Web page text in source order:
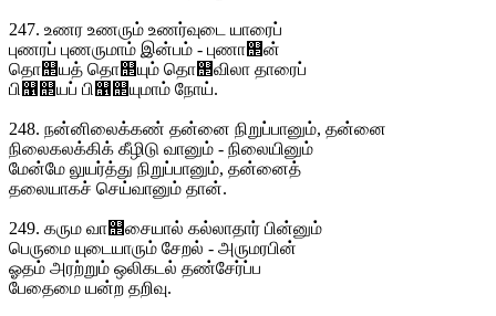
247. உணர உணரும் உணர்வுடை யாரைப்
புணரப் புணருமாம் இன்பம் - புணா஢ன்
தொ஢யத் தொ஢யும் தொ஢விலா தாரைப்
பி஡஢யப் பி஡஢யுமாம் நோய்.
248. நன்னிலைக்கண் தன்னை நிறுப்பானும், தன்னை
நிலைகலக்கிக் கீழிடு வானும் - நிலையினும்
மேன்மே லுயர்த்து நிறுப்பானும், தன்னைத்
தலையாகச் செய்வானும் தான்.
249. கரும வா஢சையால் கல்லாதார் பின்னும்
பெருமை யுடையாரும் சேறல் - அருமரபின்
ஓதம் அரற்றும் ஒலிகடல் தண்சேர்ப்ப
பேதைமை யன்ற தறிவு.